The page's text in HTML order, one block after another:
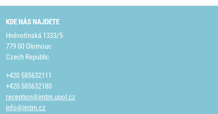
KDE NÁS NAJDETE
Hněvotínská 1333/5
779 00 Olomouc
Czech Republic
+420 585632111
+420 585632180
reception@imtm.upol.cz
info@imtm.cz